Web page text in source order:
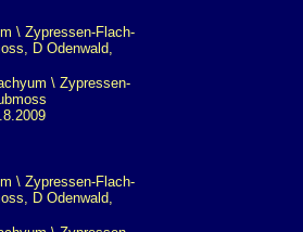
\ Zypressen-